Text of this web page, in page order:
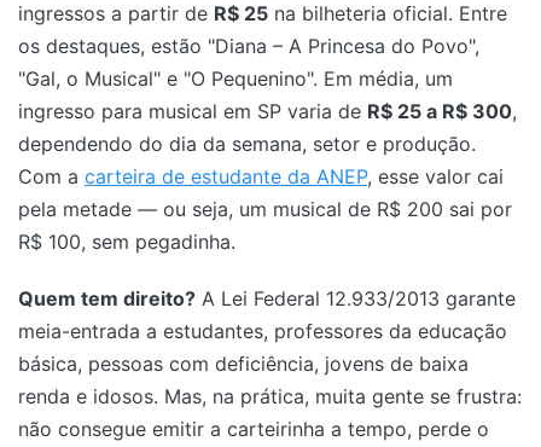
ingressos a partir de R$ 25 na bilheteria oficial. Entre
os destaques, estão "Diana – A Princesa do Povo",
"Gal, o Musical" e "O Pequenino". Em média, um
ingresso para musical em SP varia de R$ 25 a R$ 300,
dependendo do dia da semana, setor e produção.
Com a carteira de estudante da ANEP, esse valor cai
pela metade — ou seja, um musical de R$ 200 sai por
R$ 100, sem pegadinha.
Quem tem direito? A Lei Federal 12.933/2013 garante
meia-entrada a estudantes, professores da educação
básica, pessoas com deficiência, jovens de baixa
renda e idosos. Mas, na prática, muita gente se frustra:
não consegue emitir a carteirinha a tempo, perde o